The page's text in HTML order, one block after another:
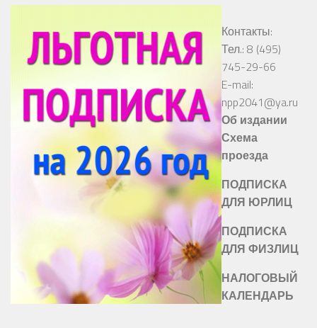
Контакты:
Тел.: 8 (495)
745-29-66
E-mail:
npp2041@ya.ru
Об издании
Схема
проезда
ПОДПИСКА
ДЛЯ ЮРЛИЦ
ПОДПИСКА
ДЛЯ ФИЗЛИЦ
НАЛОГОВЫЙ
КАЛЕНДАРЬ